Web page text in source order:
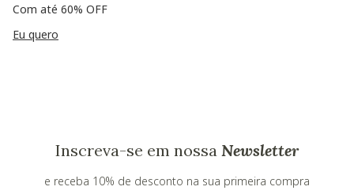
Com até 60% OFF
Eu quero
Inscreva-se em nossa Newsletter
e receba 10% de desconto na sua primeira compra